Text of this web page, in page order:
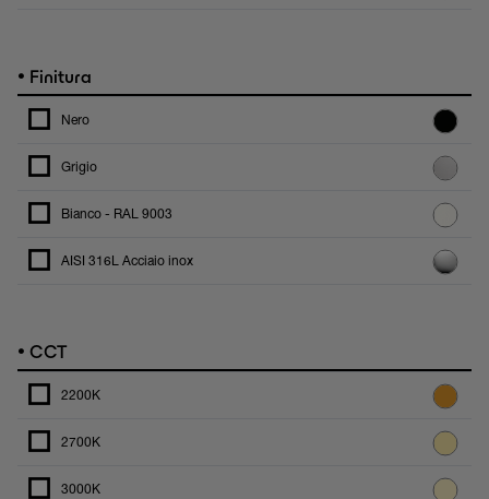
• Finitura
Nero
Grigio
Bianco - RAL 9003
AISI 316L Acciaio inox
• CCT
2200K
2700K
3000K